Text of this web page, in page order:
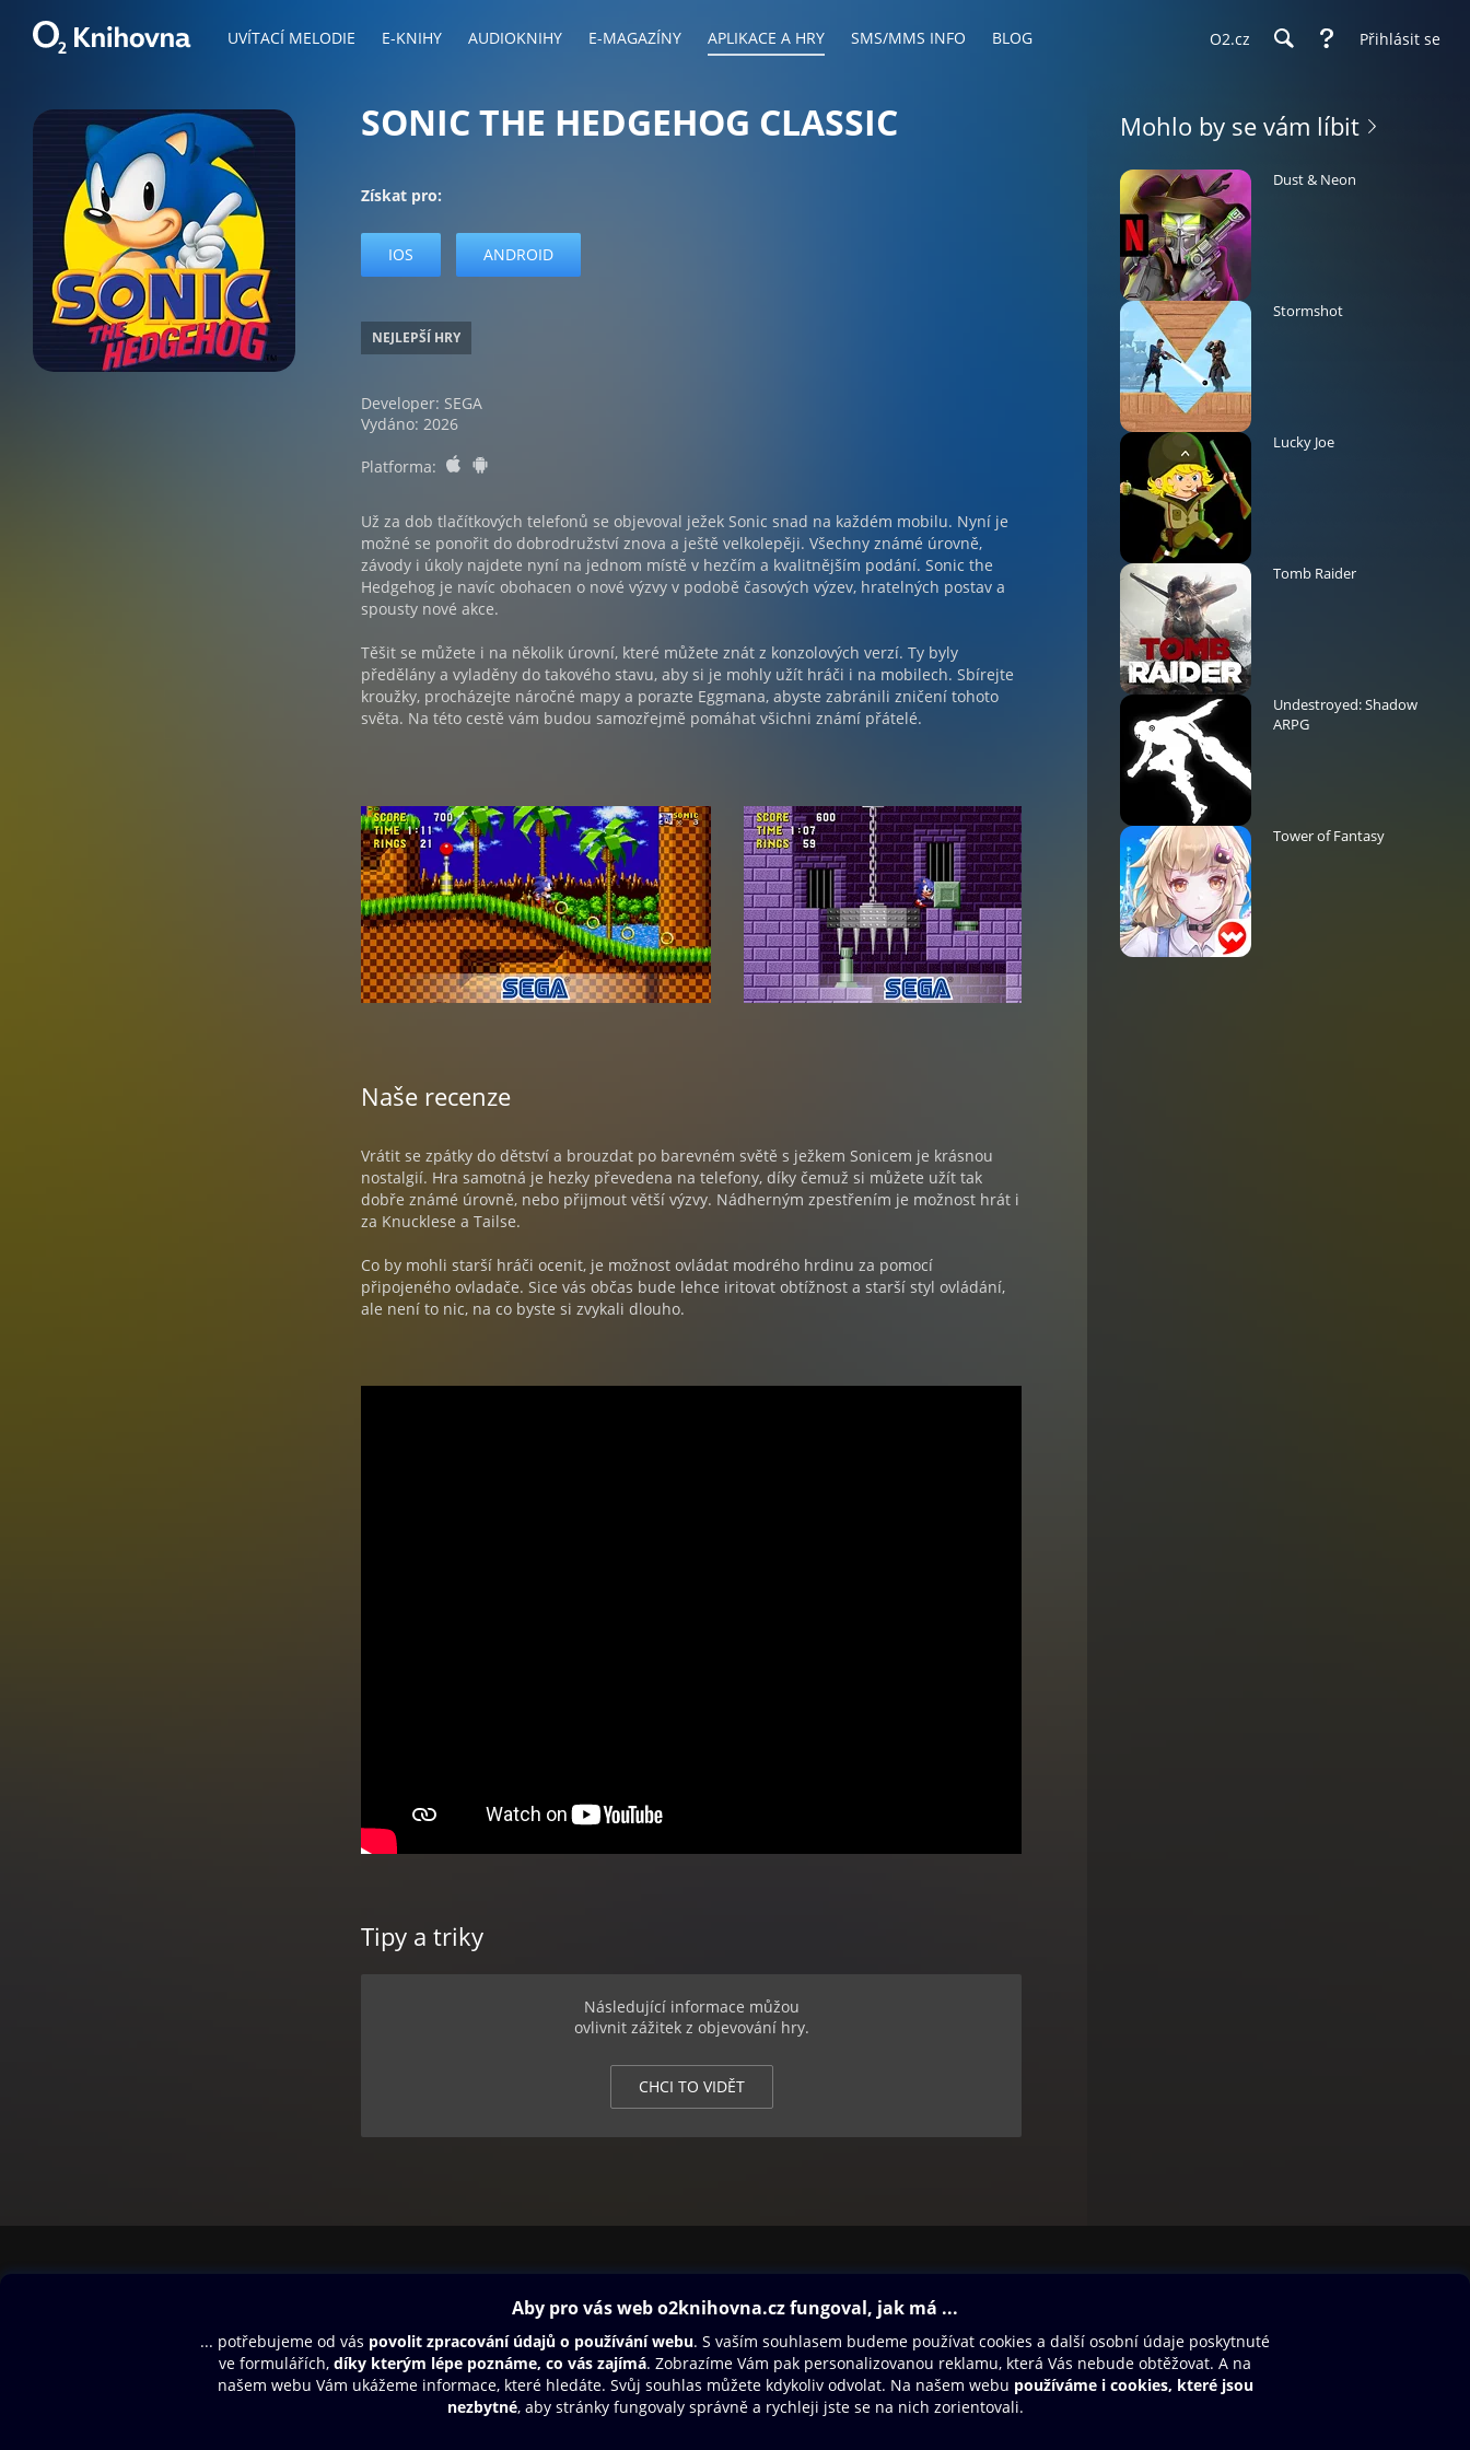
UVÍTACÍ MELODIE E-KNIHY AUDIOKNIHY E-MAGAZÍNY APLIKACE A HRY SMS/MMS INFO BLOG O2.cz Přihlásit se
SONIC THE HEDGEHOG CLASSIC
Získat pro:
IOS ANDROID
NEJLEPŠÍ HRY
Developer: SEGA
Vydáno: 2026
Platforma: ios
Už za dob tlačítkových telefonů se objevoval ježek Sonic snad na každém mobilu. Nyní je
možné se ponořit do dobrodružství znova a ještě velkolepěji. Všechny známé úrovně,
závody i úkoly najdete nyní na jednom místě v hezčím a kvalitnějším podání. Sonic the
Hedgehog je navíc obohacen o nové výzvy v podobě časových výzev, hratelných postav a
spousty nové akce.
Těšit se můžete i na několik úrovní, které můžete znát z konzolových verzí. Ty byly
předělány a vyladěny do takového stavu, aby si je mohly užít hráči i na mobilech. Sbírejte
kroužky, procházejte náročné mapy a porazte Eggmana, abyste zabránili zničení tohoto
světa. Na této cestě vám budou samozřejmě pomáhat všichni známí přátelé.
Naše recenze
Vrátit se zpátky do dětství a brouzdat po barevném světě s ježkem Sonicem je krásnou
nostalgií. Hra samotná je hezky převedena na telefony, díky čemuž si můžete užít tak
dobře známé úrovně, nebo přijmout větší výzvy. Nádherným zpestřením je možnost hrát i
za Knucklese a Tailse.
Co by mohli starší hráči ocenit, je možnost ovládat modrého hrdinu za pomocí
připojeného ovladače. Sice vás občas bude lehce iritovat obtížnost a starší styl ovládání,
ale není to nic, na co byste si zvykali dlouho.
Tipy a triky
- Jakmile budete zcela bez kroužků a dostanete ránu, zemřete.
- Hraní za Tailse vám sice nedovolí běžet rychleji, ale můžete prolítávat prostředím a
Následující informace můžou
ovlivnit zážitek z objevování hry.
CHCI TO VIDĚT
Mohlo by se vám líbit
Dust & Neon
Stormshot
Lucky Joe
Tomb Raider
Undestroyed: Shadow
ARPG
Tower of Fantasy
Aplikace a hry
SMS/MMS Info
Blog
Dárkový poukaz
Nápověda
Napište nám
Oneplay Originály
Sport